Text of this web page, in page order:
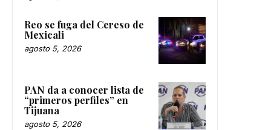
Reo se fuga del Cereso de
Mexicali
agosto 5, 2026
PAN da a conocer lista de
“primeros perfiles” en
Tijuana
agosto 5, 2026